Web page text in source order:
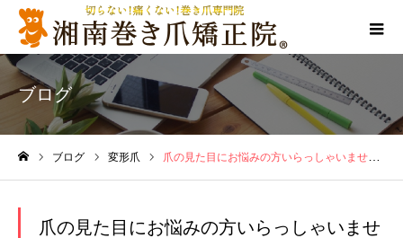
ブログ
ブログ 変形爪 爪の見た目にお悩みの方いらっしゃいませんか？
爪の見た目にお悩みの方いらっしゃいませ